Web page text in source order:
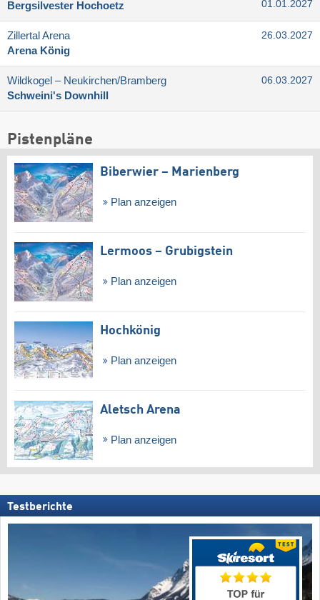
Bergsilvester Hochoetz
01.01.2027
Zillertal Arena
Arena König
26.03.2027
Wildkogel – Neukirchen/​Bramberg
Schweini's Downhill
06.03.2027
Pistenpläne
Biberwier – Marienberg
Plan anzeigen
Lermoos – Grubigstein
Plan anzeigen
Hochkönig
Plan anzeigen
Aletsch Arena
Plan anzeigen
Testberichte